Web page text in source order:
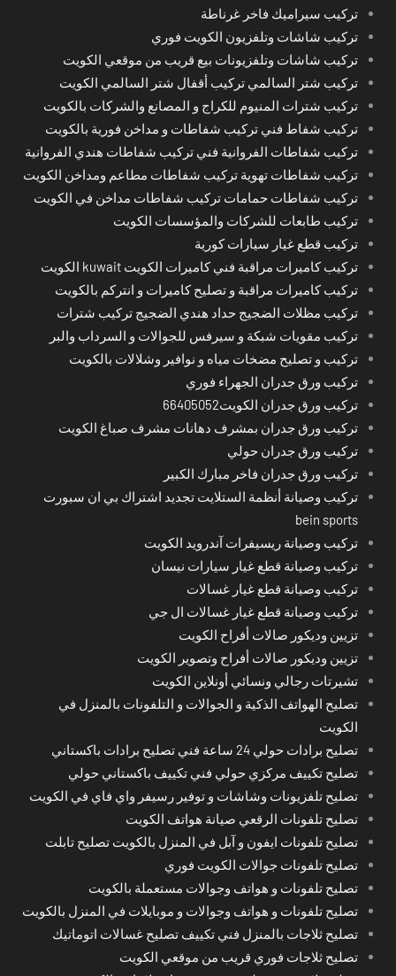
تركيب سيراميك فاخر غرناطة
تركيب شاشات وتلفزيون الكويت فوري
تركيب شاشات وتلفزيونات بيع قريب من موقعي الكويت
تركيب شتر السالمي تركيب أقفال شتر السالمي الكويت
تركيب شترات المنيوم للكراج و المصانع والشركات بالكويت
تركيب شفاط فني تركيب شفاطات و مداخن فورية بالكويت
تركيب شفاطات الفروانية فني تركيب شفاطات هندي الفروانية
تركيب شفاطات تهوية تركيب شفاطات مطاعم ومداخن الكويت
تركيب شفاطات حمامات تركيب شفاطات مداخن في الكويت
تركيب طابعات للشركات والمؤسسات الكويت
تركيب قطع غيار سيارات كورية
تركيب كاميرات مراقبة فني كاميرات الكويت kuwait الكويت
تركيب كاميرات مراقبة و تصليح كاميرات و انتركم بالكويت
تركيب مظلات الضجيج حداد هندي الضجيج تركيب شترات
تركيب مقويات شبكة و سيرفس للجوالات و السرداب والبر
تركيب و تصليح مضخات مياه و نوافير وشلالات بالكويت
تركيب ورق جدران الجهراء فوري
تركيب ورق جدران الكويت66405052
تركيب ورق جدران بمشرف دهانات مشرف صباغ الكويت
تركيب ورق جدران حولي
تركيب ورق جدران فاخر مبارك الكبير
تركيب وصيانة أنظمة الستلايت تجديد اشتراك بي ان سبورت
bein sports
تركيب وصيانة ريسيفرات آندرويد الكويت
تركيب وصيانة قطع غيار سيارات نيسان
تركيب وصيانة قطع غيار غسالات
تركيب وصيانة قطع غيار غسالات ال جي
تزيين وديكور صالات أفراح الكويت
تزيين وديكور صالات أفراح وتصوير الكويت
تشيرتات رجالي ونسائي أونلاين الكويت
تصليح الهواتف الذكية و الجوالات و التلفونات بالمنزل في
الكويت
تصليح برادات حولي 24 ساعة فني تصليح برادات باكستاني
تصليح تكييف مركزي حولي فني تكييف باكستاني حولي
تصليح تلفزيونات وشاشات و توفير رسيفر واي فاي في الكويت
تصليح تلفونات الرقعي صيانة هواتف الكويت
تصليح تلفونات ايفون و آبل في المنزل بالكويت تصليح تابلت
تصليح تلفونات جوالات الكويت فوري
تصليح تلفونات و هواتف وجوالات مستعملة بالكويت
تصليح تلفونات و هواتف وجوالات و موبايلات في المنزل بالكويت
تصليح ثلاجات بالمنزل فني تكييف تصليح غسالات اتوماتيك
تصليح ثلاجات فوري قريب من موقعي الكويت